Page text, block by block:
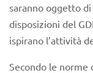
saranno oggetto
disposizioni del
ispirano l’attività
Secondo le